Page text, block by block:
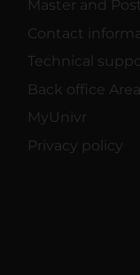
Master and
Contact
Technical
Back office
MyUnivr
Privacy policy